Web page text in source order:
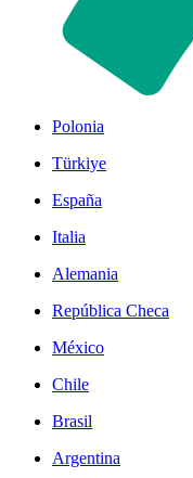
Polonia
Türkiye
España
Italia
Alemania
República Checa
México
Chile
Brasil
Argentina